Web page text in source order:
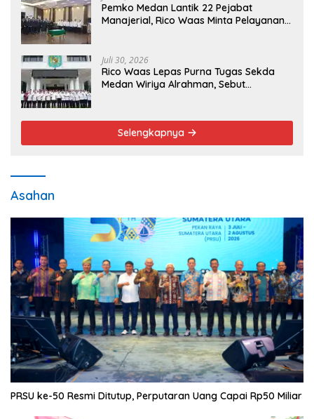
Pemko Medan Lantik 22 Pejabat
Manajerial, Rico Waas Minta Pelayanan
Juli 30, 2026
Rico Waas Lepas Purna Tugas Sekda
Medan Wiriya Alrahman, Sebut
Selengkapnya
Asahan
PRSU ke-50 Resmi Ditutup, Perputaran Uang Capai Rp50 Miliar